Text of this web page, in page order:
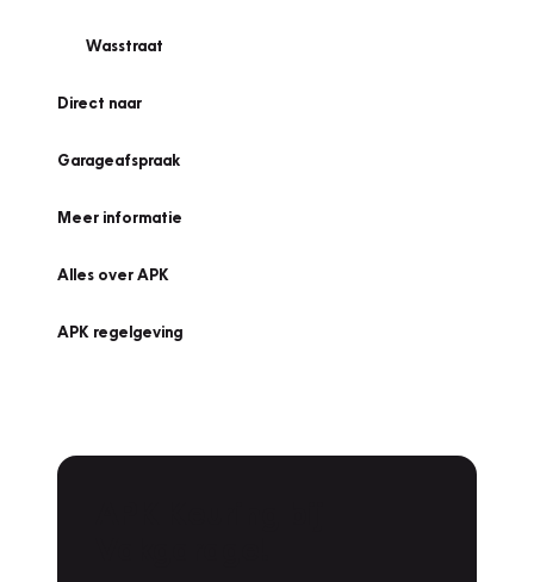
Wasstraat
Direct naar
Garageafspraak
Meer informatie
Alles over APK
APK regelgeving